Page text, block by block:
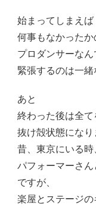
始まってしまえば
何事もなかったか
プロダンサーな
緊張するのは一
あと
終わった後は全
抜け殻状態になり
昔、東京にいる
パフォーマーさ
ですが、
楽屋とステージの